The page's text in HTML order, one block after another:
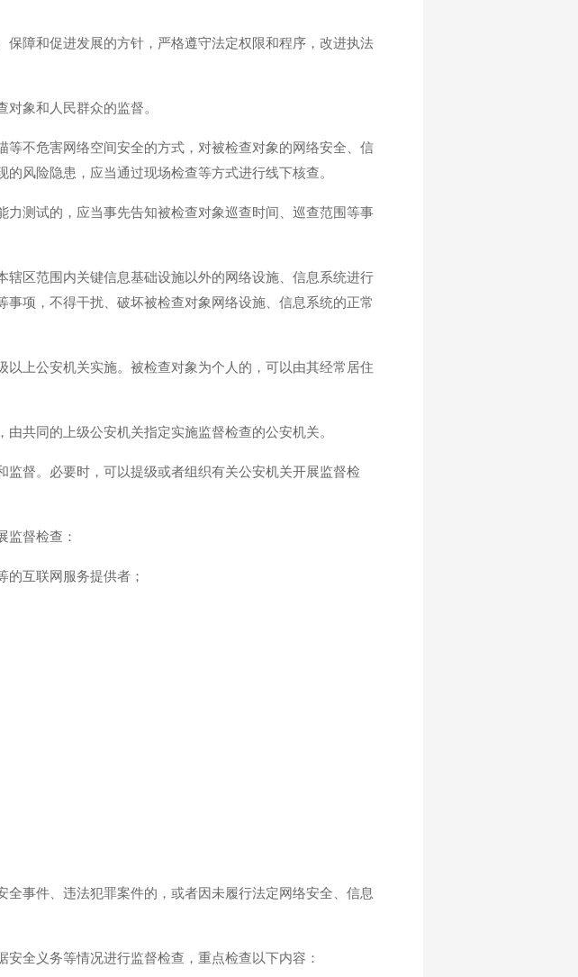
障和促进发展的方针，严格遵守法定权限和程序，改进执法
象和人民群众的监督。
不危害网络空间安全的方式，对被检查对象的网络安全、信
风险隐患，应当通过现场检查等方式进行线下核查。
测试的，应当事先告知被检查对象巡查时间、巡查范围等事
区范围内关键信息基础设施以外的网络设施、信息系统进行
项，不得干扰、破坏被检查对象网络设施、信息系统的正常
上公安机关实施。被检查对象为个人的，可以由其经常居住
共同的上级公安机关指定实施监督检查的公安机关。
督。必要时，可以提级或者组织有关公安机关开展监督检
督检查：
的互联网服务提供者；
事件、违法犯罪案件的，或者因未履行法定网络安全、信息
全义务等情况进行监督检查，重点检查以下内容：